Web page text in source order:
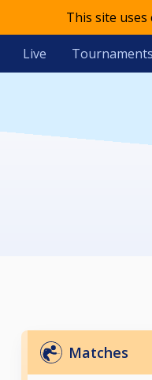
This site
Live Tournaments
Matches